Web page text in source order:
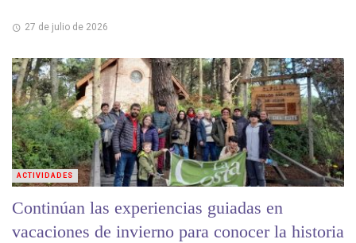
27 de julio de 2026
Continúan las experiencias guiadas en
vacaciones de invierno para conocer la historia
ACTIVIDADES